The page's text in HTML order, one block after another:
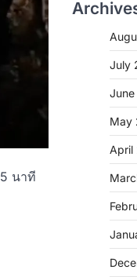
นาที
July
May
April